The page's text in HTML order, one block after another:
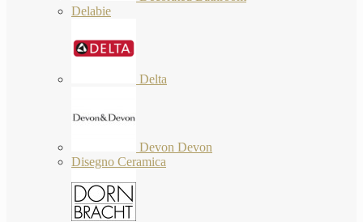
Delabie
Delta
Devon Devon
Disegno Ceramica